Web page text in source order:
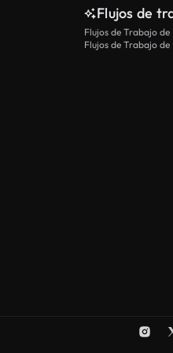
Flujos de
Flujos de Trabajo de
Flujos de Trabajo